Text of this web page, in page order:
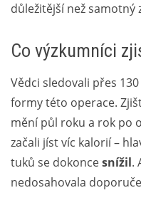
důležitější než samotný
Co výzkumníci
Vědci sledovali přes
formy této operace.
mění půl roku a rok po
začali jíst víc kalorií –
tuků se dokoncesnížil.
nedosahovala